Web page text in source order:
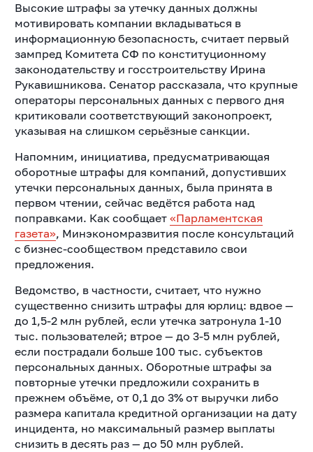
Высокие штрафы за утечку данных должны
мотивировать компании вкладываться в
информационную безопасность, считает первый
зампред Комитета СФ по конституционному
законодательству и госстроительству Ирина
Рукавишникова. Сенатор рассказала, что крупные
операторы персональных данных с первого дня
критиковали соответствующий законопроект,
указывая на слишком серьёзные санкции.
Напомним, инициатива, предусматривающая
оборотные штрафы для компаний, допустивших
утечки персональных данных, была принята в
первом чтении, сейчас ведётся работа над
поправками. Как сообщает «Парламентская
газета», Минэкономразвития после консультаций
с бизнес-сообществом представило свои
предложения.
Ведомство, в частности, считает, что нужно
существенно снизить штрафы для юрлиц: вдвое —
до 1,5-2 млн рублей, если утечка затронула 1-10
тыс. пользователей; втрое — до 3-5 млн рублей,
если пострадали больше 100 тыс. субъектов
персональных данных. Оборотные штрафы за
повторные утечки предложили сохранить в
прежнем объёме, от 0,1 до 3% от выручки либо
размера капитала кредитной организации на дату
инцидента, но максимальный размер выплаты
снизить в десять раз — до 50 млн рублей.